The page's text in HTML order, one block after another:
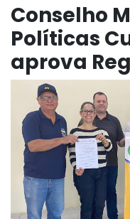
Conselho
Políticas
aprova